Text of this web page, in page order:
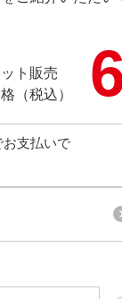
ト販売
（税込）
お支払いで